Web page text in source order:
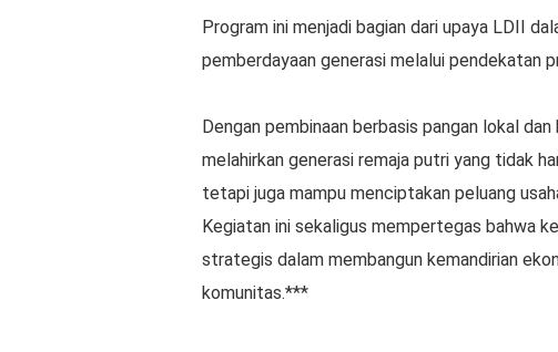
Program ini menjadi bagian dari upaya LDII
pemberdayaan generasi melalui pendekatan
Dengan pembinaan berbasis pangan lokal dan
melahirkan generasi remaja putri yang tidak
tetapi juga mampu menciptakan peluang
Kegiatan ini sekaligus mempertegas bahwa
strategis dalam membangun kemandirian
komunitas.***